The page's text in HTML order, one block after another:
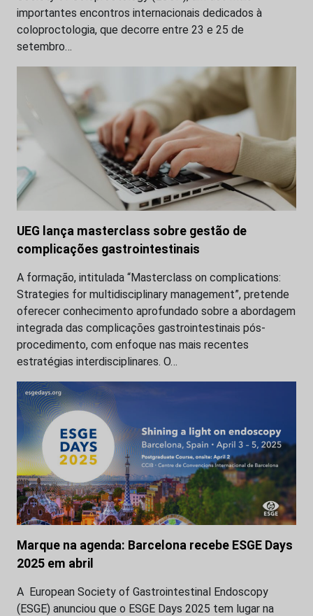
importantes encontros internacionais dedicados à
coloproctologia, que decorre entre 23 e 25 de
setembro…
UEG lança masterclass sobre gestão de
complicações gastrointestinais
A formação, intitulada “Masterclass on complications:
Strategies for multidisciplinary management”, pretende
oferecer conhecimento aprofundado sobre a abordagem
integrada das complicações gastrointestinais pós-
procedimento, com enfoque nas mais recentes
estratégias interdisciplinares. O…
Marque na agenda: Barcelona recebe ESGE Days
2025 em abril
A European Society of Gastrointestinal Endoscopy
(ESGE) anunciou que o ESGE Days 2025 tem lugar na